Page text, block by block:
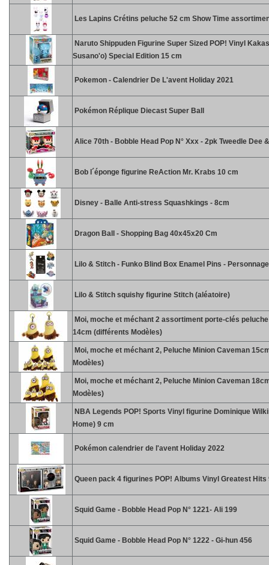
Les Lapins Crétins peluche 52 cm Show Time
Naruto Shippuden Figurine Super Sized POP! Vinyl
Susano'o) Special Edition 15 cm
Pokemon - Calendrier De L'avent Holiday 2021
Pokémon Réplique Diecast Super Ball
Alice 70th - Bobble Head Pop N° Xxx - 2pk Tweedle Dee
Bob l´éponge figurine ReAction Mr. Krabs 10 cm
Disney - Balle Anti-stress Squashkings - 8cm
Dragon Ball - Shopping Bag 40x45x20 Cm
Lilo & Stitch - Funko Blind Box Enamel Pins -
Lilo & Stitch squishy figurine Stitch (aléatoire)
Moi, moche et méchant 2 assortiment porte-clés
14cm (différents Modèles)
Moi, moche et méchant 2, Peluche Minion Caveman
Modèles)
Moi, moche et méchant 2, Peluche Minion Caveman
Modèles)
NBA Legends POP! Sports Vinyl figurine Dominique
Home) 9 cm
Pokémon calendrier de l'avent Holiday 2022
Queen pack 4 figurines POP! Albums Vinyl Greatest Hits
Squid Game - Bobble Head Pop N° 1221- Ali 199
Squid Game - Bobble Head Pop N° 1222 - Gi-hun 456